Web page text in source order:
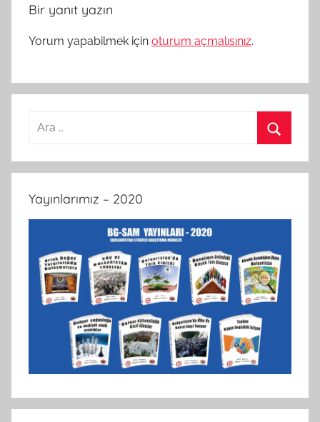
Bir yanıt yazın
Yorum yapabilmek için oturum açmalısınız.
Arama:
Yayınlarımız – 2020